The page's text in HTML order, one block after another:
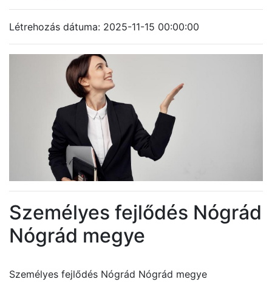
Létrehozás dátuma: 2025-11-15 00:00:00
Személyes fejlődés Nógrád
Nógrád megye
Személyes fejlődés Nógrád Nógrád megye